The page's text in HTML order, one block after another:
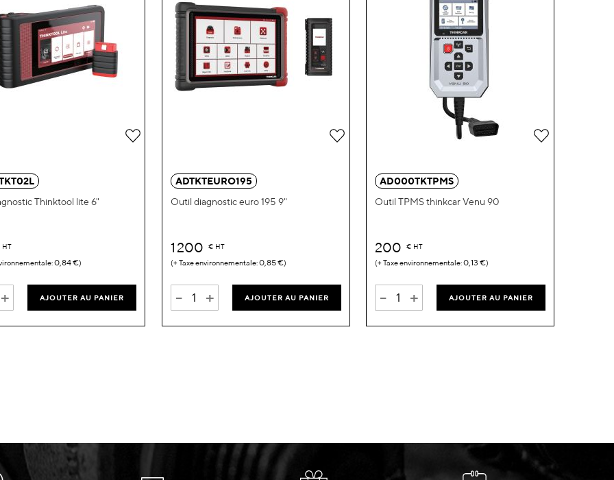
Thinktool lite 6"
HT
0,84 €
+ AJOUTER AU PANIER
ADTKTEURO195
Outil diagnostic euro 195 9"
1 200 € HT
0,85 €
- + AJOUTER AU PANIER
AD000TKTPMS
Outil TPMS thinkcar Venu 90
200 € HT
0,13 €
- + AJOUTER AU PANIER